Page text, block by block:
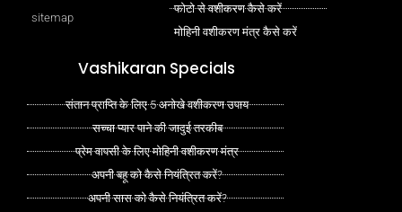
sitemap
फोटो से वशीकरण कैसे करें
मोहिनी वशीकरण मंत्र कैसे करें
Vashikaran Specials
संतान प्राप्ति के लिए 5 अनोखे वशीकरण उपाय
सच्चा प्यार पाने की जादुई तरकीब
प्रेम वापसी के लिए मोहिनी वशीकरण मंत्र
अपनी बहू को कैसे नियंत्रित करें?
अपनी सास को कैसे नियंत्रित करें?